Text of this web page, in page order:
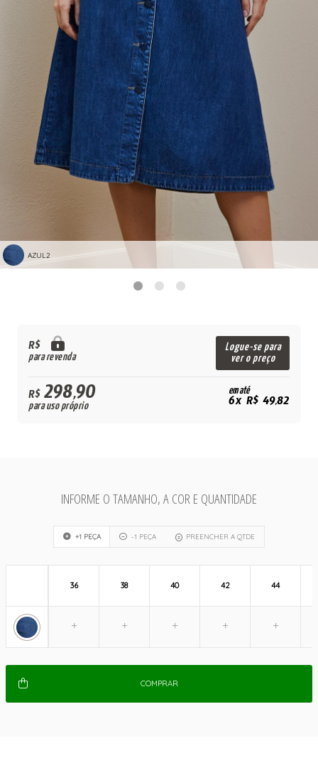
AZUL2
R$
para revenda
Logue-se para
ver o preço
R$298,90
para uso próprio
em até
6x R$ 49,82
INFORME O TAMANHO, A COR E QUANTIDADE
+1 PEÇA -1 PEÇA PREENCHER A QTDE
36 38 40 42 44
COMPRAR